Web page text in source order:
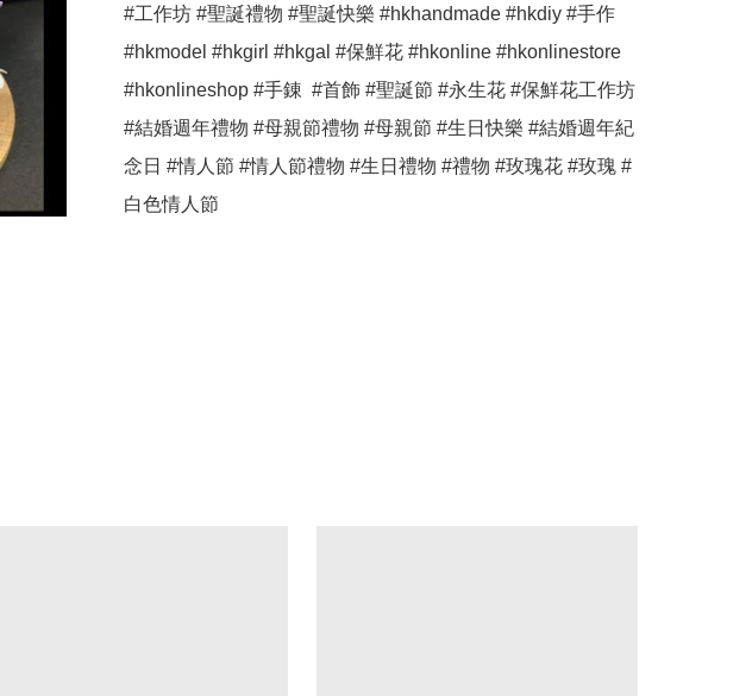
#工作坊 #聖誕禮物 #聖誕快樂 #hkhandmade #hkdiy #手作
#hkmodel #hkgirl #hkgal #保鮮花 #hkonline #hkonlinestore
#hkonlineshop #手錬  #首飾 #聖誕節 #永生花 #保鮮花工作坊
#結婚週年禮物 #母親節禮物 #母親節 #生日快樂 #結婚週年紀
念日 #情人節 #情人節禮物 #生日禮物 #禮物 #玫瑰花 #玫瑰 #
白色情人節